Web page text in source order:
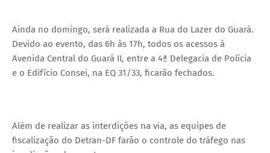
Ainda no domingo, será realizada a Rua do Lazer do Guará.
Devido ao evento, das 6h às 17h, todos os acessos à
Avenida Central do Guará II, entre a 4ª Delegacia de Polícia
e o Edifício Consei, na EQ 31/33, ficarão fechados.
Além de realizar as interdições na via, as equipes de
fiscalização do Detran-DF farão o controle do tráfego nas